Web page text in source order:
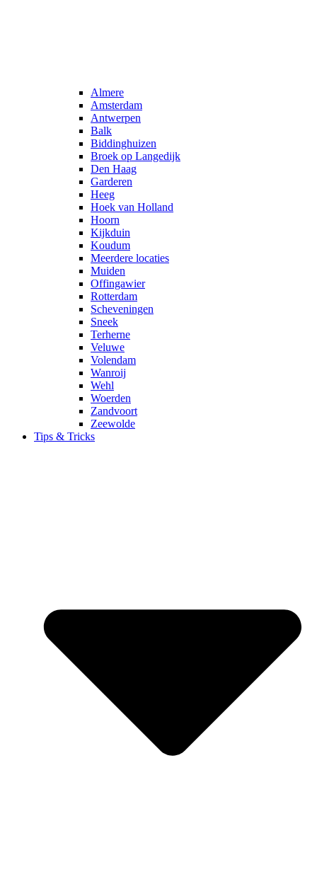
Almere
Amsterdam
Antwerpen
Balk
Biddinghuizen
Broek op Langedijk
Den Haag
Garderen
Heeg
Hoek van Holland
Hoorn
Kijkduin
Koudum
Meerdere locaties
Muiden
Offingawier
Rotterdam
Scheveningen
Sneek
Terherne
Veluwe
Volendam
Wanroij
Wehl
Woerden
Zandvoort
Zeewolde
Tips & Tricks